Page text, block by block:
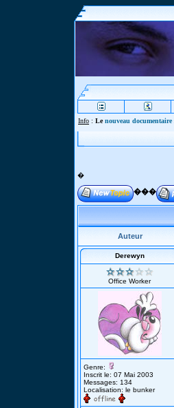
Info : Lenouveau documentaire
�
���
Auteur
Derewyn
Office Worker
Genre:
Inscrit le: 07 Mai 2003
Messages: 134
Localisation: le bunker